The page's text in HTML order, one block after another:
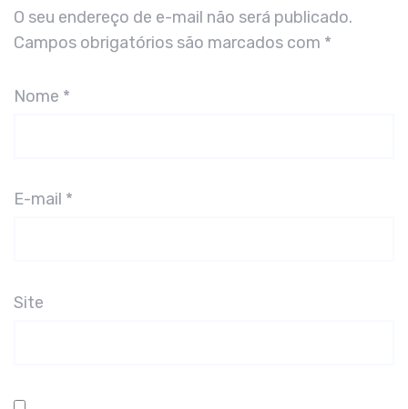
O seu endereço de e-mail não será publicado.
Campos obrigatórios são marcados com *
Nome *
E-mail *
Site